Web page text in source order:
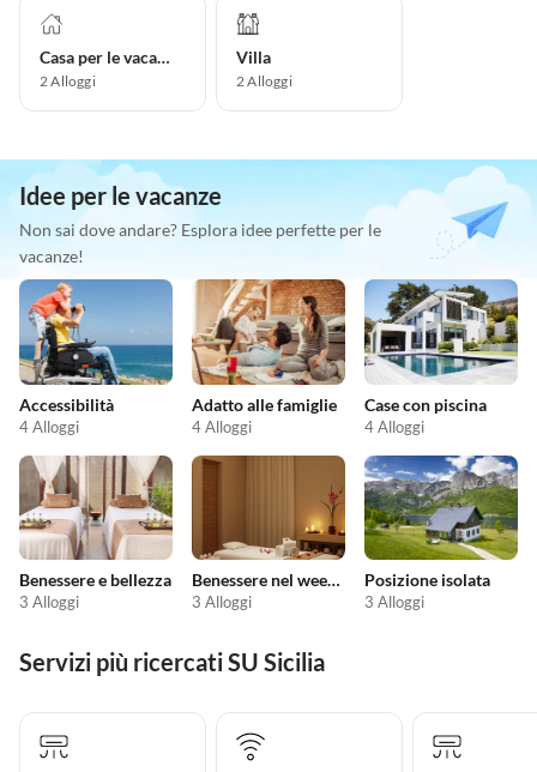
Casa per le vacanze
2Alloggi
Villa
2Alloggi
Idee per le vacanze
Non sai dove andare? Esplora idee perfette per le
vacanze!
Accessibilità
4 Alloggi
Adatto alle famiglie
4 Alloggi
Case con piscina
4 Alloggi
Benessere e bellezza
3 Alloggi
Benessere nel weekend
3 Alloggi
Posizione isolata
3 Alloggi
Servizi più ricercati SU Sicilia